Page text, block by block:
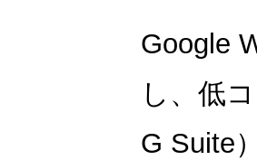
Google
し、低
G Suite